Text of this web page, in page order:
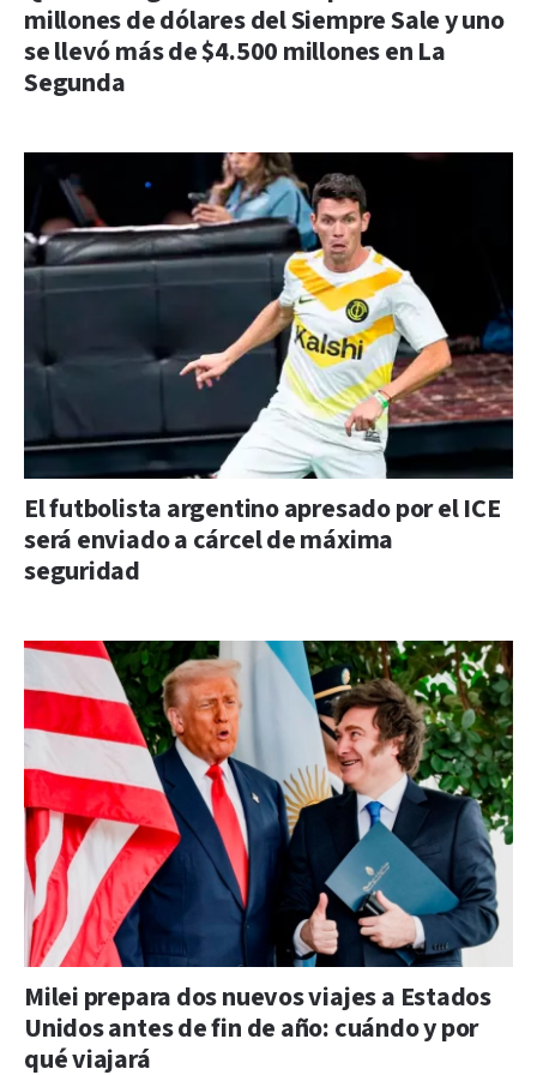
millones de dólares del Siempre Sale y uno
se llevó más de $4.500 millones en La
Segunda
El futbolista argentino apresado por el ICE
será enviado a cárcel de máxima
seguridad
Milei prepara dos nuevos viajes a Estados
Unidos antes de fin de año: cuándo y por
qué viajará